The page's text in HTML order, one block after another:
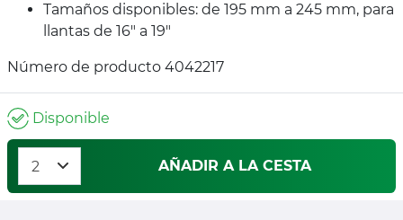
Tamaños disponibles: de 195 mm a 245 mm, para
llantas de 16" a 19"
Número de producto 4042217
Disponible
AÑADIR A LA CESTA